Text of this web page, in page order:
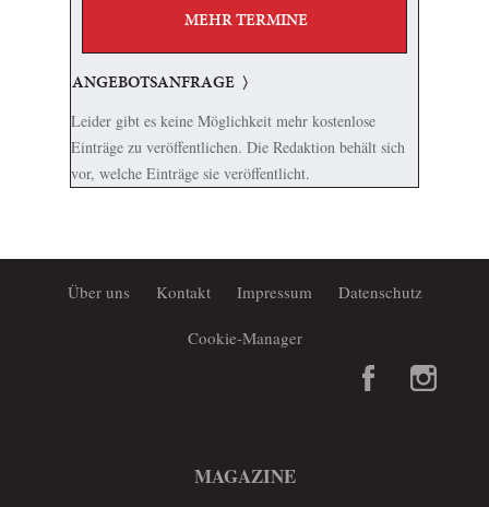
MEHR TERMINE
ANGEBOTSANFRAGE
Leider gibt es keine Möglichkeit mehr kostenlose
Einträge zu veröffentlichen. Die Redaktion behält sich
vor, welche Einträge sie veröffentlicht.
Über uns Kontakt Impressum Datenschutz
Cookie-Manager
MAGAZINE